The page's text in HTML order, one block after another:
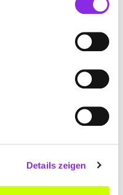
Details zeigen
, damit